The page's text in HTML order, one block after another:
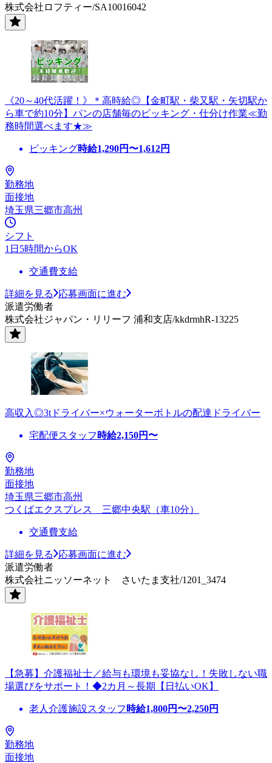
株式会社ロフティー/SA10016042
《20～40代活躍！》＊高時給◎【金町駅・柴又駅・矢切駅か
ら車で約10分】パンの店舗毎のピッキング・仕分け作業≪勤
務時間選べます★≫
ピッキング時給1,290円〜1,612円
勤務地
面接地
埼玉県三郷市高州
シフト
1日5時間からOK
交通費支給
詳細を見る
応募画面に進む
派遣労働者
株式会社ジャパン・リリーフ 浦和支店/kkdrmhR-13225
高収入◎3tドライバー×ウォーターボトルの配達ドライバー
宅配便スタッフ 時給2,150円〜
勤務地
面接地
埼玉県三郷市高州
つくばエクスプレス 三郷中央駅（車10分）
交通費支給
詳細を見る
応募画面に進む
派遣労働者
株式会社ニッソーネット さいたま支社/1201_3474
【急募】介護福祉士／給与も環境も妥協なし！失敗しない職
場選びをサポート！◆2カ月～長期【日払いOK】
老人介護施設スタッフ 時給1,800円〜2,250円
勤務地
面接地